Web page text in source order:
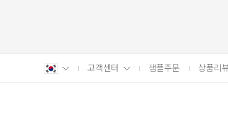
고객센터 샘플주문 상품리